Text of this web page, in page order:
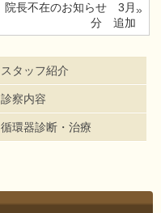
院長不在のお知らせ 3月
分 追加
»
スタッフ紹介
診察内容
循環器診断・治療